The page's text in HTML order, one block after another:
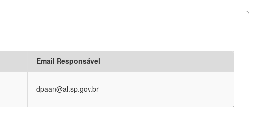
Email Responsável
dpaan@al.sp.gov.br